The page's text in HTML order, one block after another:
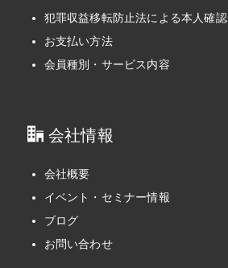
犯罪収益移転防止法による本人確認
お支払い方法
会員種別・サービス内容
会社情報
会社概要
イベント・セミナー情報
ブログ
お問い合わせ